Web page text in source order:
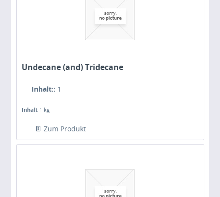
Undecane (and) Tridecane
Inhalt:: 1
Inhalt 1 kg
Zum Produkt